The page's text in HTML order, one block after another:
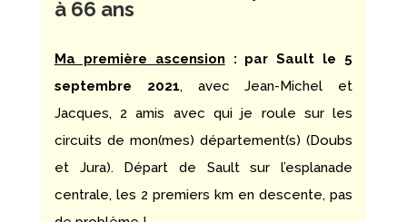
à 66 ans
Ma première ascension : par Sault le 5
septembre 2021, avec Jean-Michel et
Jacques, 2 amis avec qui je roule sur les
circuits de mon(mes) département(s) (Doubs
et Jura). Départ de Sault sur l’esplanade
centrale, les 2 premiers km en descente, pas